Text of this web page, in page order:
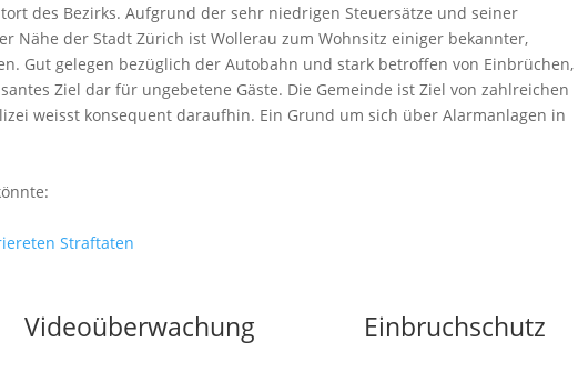
des Bezirks. Aufgrund der sehr niedrigen Steuersätze und seiner
Nähe der Stadt Zürich ist Wollerau zum Wohnsitz einiger bekannter,
Gut gelegen bezüglich der Autobahn und stark betroffen von Einbrüchen,
Ziel dar für ungebetene Gäste. Die Gemeinde ist Ziel von zahlreichen
weisst konsequent daraufhin. Ein Grund um sich über Alarmanlagen in
Straftaten
Videoüberwachung Einbruchschutz